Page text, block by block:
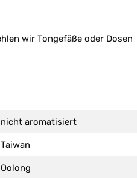
wir Tongefäße oder Dosen
nicht aromatisiert
Taiwan
Oolong